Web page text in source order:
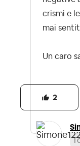
crismi e
mai
Un caro
2